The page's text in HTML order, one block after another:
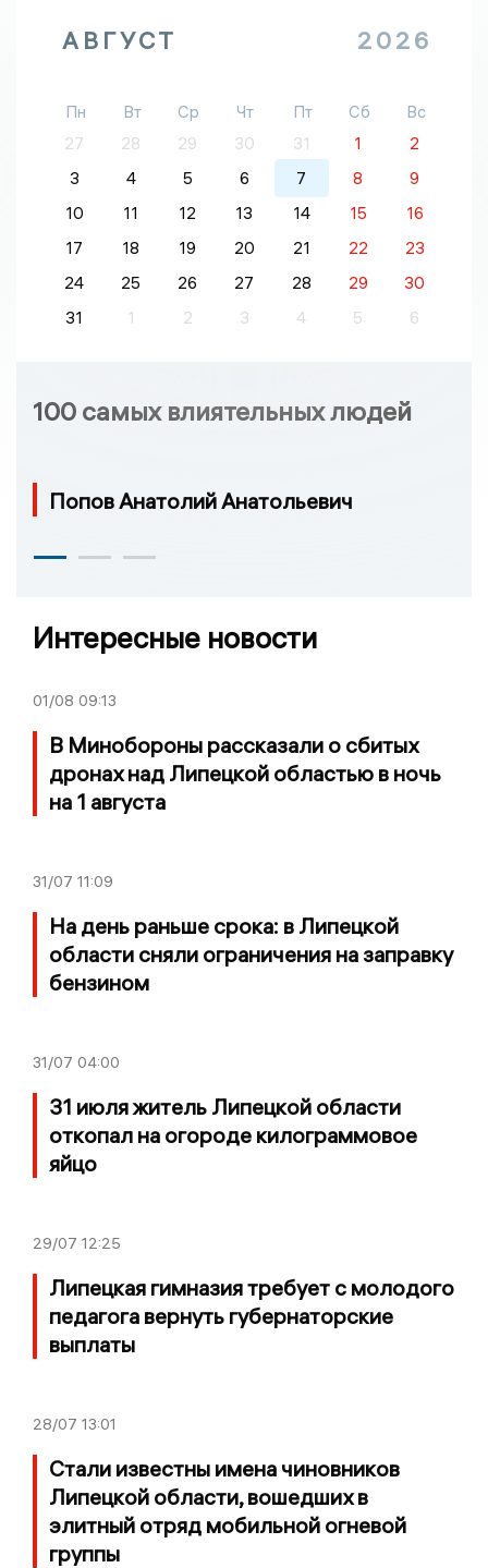
АВГУСТ 2026
Пн Вт Ср Чт Пт Сб
Вс
27
28 29 30 31 1
2
3
4 5 6 7 8
9
10
11 12 13 14 15
16
17
18 19 20 21 22
23
24
25 26 27 28 29
30
31
1 2 3 4 5 6
100 самых влиятельных людей
Попов Анатолий Анатольевич
Интересные новости
01/08 09:13
В Минобороны рассказали о сбитых
дронах над Липецкой областью в ночь
на 1 августа
31/07 11:09
На день раньше срока: в Липецкой
области сняли ограничения на заправку
бензином
31/07 04:00
31 июля житель Липецкой области
откопал на огороде килограммовое
яйцо
29/07 12:25
Липецкая гимназия требует с молодого
педагога вернуть губернаторские
выплаты
28/07 13:01
Стали известны имена чиновников
Липецкой области, вошедших в
элитный отряд мобильной огневой
группы